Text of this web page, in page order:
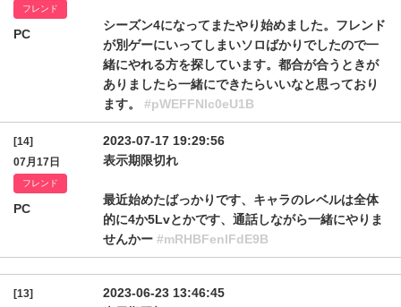
フレンド
PC
シーズン4になってまたやり始めました。フレンド
が別ゲーにいってしまいソロばかりでしたので一
緒にやれる方を探しています。都合が合うときが
ありましたら一緒にできたらいいなと思っており
ます。 #pWEFFNlc0eU1B
[14]
07月17日
フレンド
PC
2023-07-17 19:29:56
表示期限切れ
最近始めたばっかりです、キャラのレベルは全体
的に4か5Lvとかです、通話しながら一緒にやりま
せんかー #mRHBFenlFdE9B
[13]
2023-06-23 13:46:45